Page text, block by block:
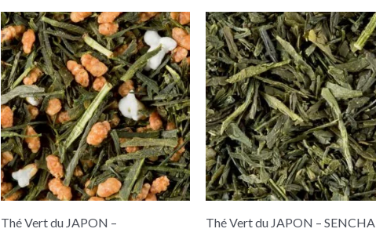
Thé Vert du JAPON –
Thé Vert du JAPON – SENCHA